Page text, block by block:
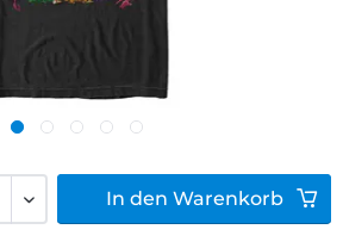
In den Warenkorb